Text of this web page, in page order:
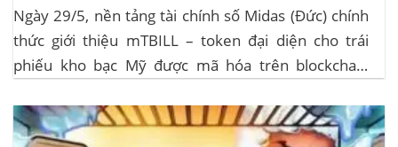
Ngày 29/5, nền tảng tài chính số Midas (Đức) chính
thức giới thiệu mTBILL – token đại diện cho trái
phiếu kho bạc Mỹ được mã hóa trên blockchain
không yêu cầu mức đầu tư tối thiểu. mTBILL được
bảo chứng bằng...